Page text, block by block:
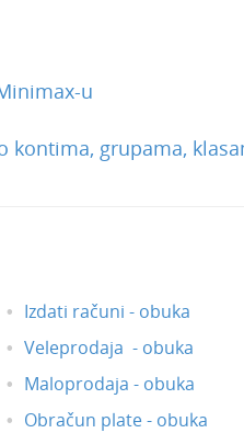
u
kontima, grupama,
Izdati računi - obuka
Veleprodaja - obuka
Maloprodaja - obuka
Obračun plate - obuka